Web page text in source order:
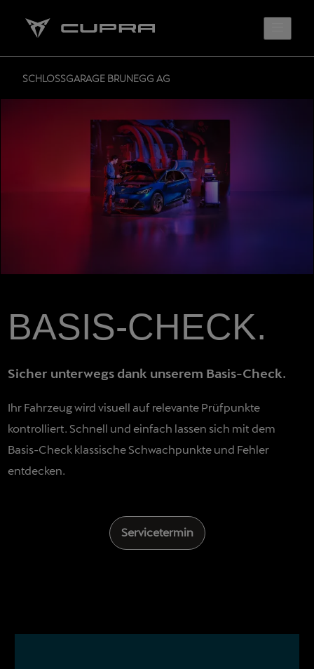
SCHLOSSGARAGE BRUNEGG AG
BASIS-CHECK.
Sicher unterwegs dank unserem Basis-Check.
Ihr Fahrzeug wird visuell auf relevante Prüfpunkte
kontrolliert. Schnell und einfach lassen sich mit dem
Basis-Check klassische Schwachpunkte und Fehler
entdecken.
Servicetermin